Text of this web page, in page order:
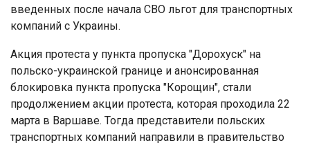
введенных после начала СВО льгот для транспортных
компаний с Украины.
Акция протеста у пункта пропуска "Дорохуск" на
польско-украинской границе и анонсированная
блокировка пункта пропуска "Корощин", стали
продолжением акции протеста, которая проходила 22
марта в Варшаве. Тогда представители польских
транспортных компаний направили в правительство